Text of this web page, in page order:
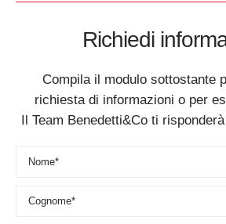
Richiedi
Compila il modulo sottostante
richiesta di informazioni o per
Il Team Benedetti&Co ti